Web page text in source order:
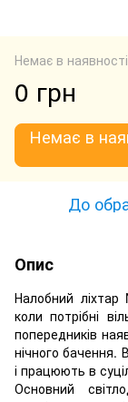
Немає в наявності
0 грн
Немає в
До
Опис
Налобний ліхтар
коли потрібні
попередників
нічного
і працюють в
Основний